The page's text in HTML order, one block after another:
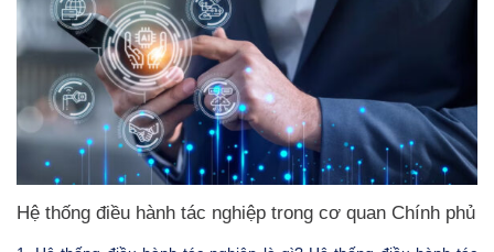
Hệ thống điều hành tác nghiệp trong cơ quan Chính phủ